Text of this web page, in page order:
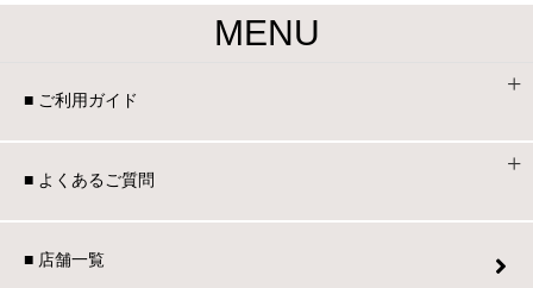
MENU
■ ご利用ガイド
■ よくあるご質問
■ 店舗一覧